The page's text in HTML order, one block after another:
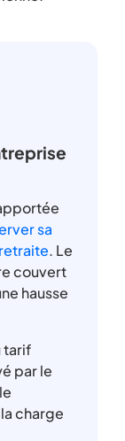
sa
. Le
couvert
hausse
tarif
par le
charge